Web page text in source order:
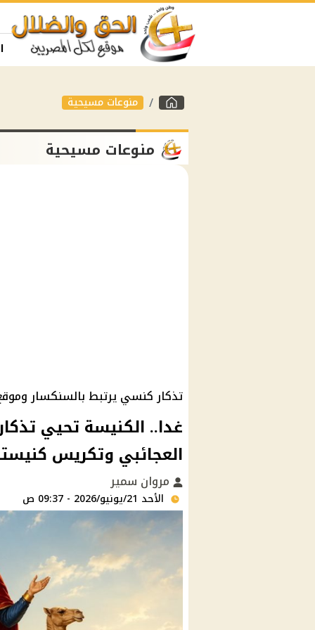
منوعات مسيحية
منوعات مسيحية
تذكار كنسي يرتبط بالسنكسار وموقع
غدا.. الكنيسة تحيي
العجائبي وتكريس
مروان سمير
الأحد 21/يونيو/2026 - 09:37 ص